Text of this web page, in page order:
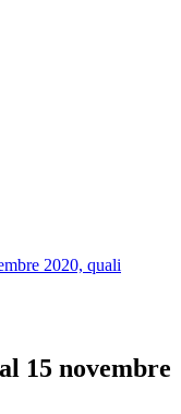
2020, quali
15 novembre